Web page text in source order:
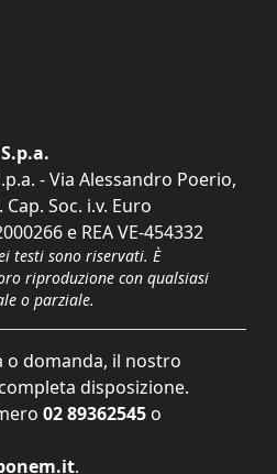
- Via Alessandro Poerio,
Cap. Soc. i.v. Euro
e REA VE-454332
testi sono riservati. È
riproduzione con qualsiasi
o parziale.
o domanda, il nostro
disposizione.
02 89362545 o
.